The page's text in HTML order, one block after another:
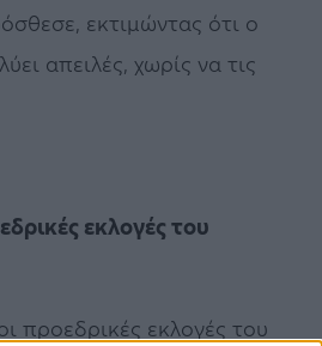
εκτιμώντας ότι ο
απειλές, χωρίς να τις
εκλογές του
προεδρικές εκλογές του